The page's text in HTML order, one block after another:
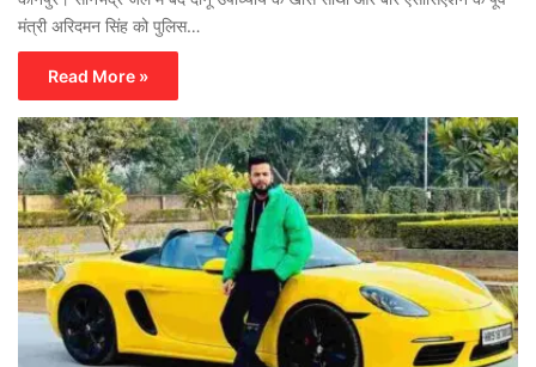
मंत्री अरिदमन सिंह को पुलिस…
Read More »